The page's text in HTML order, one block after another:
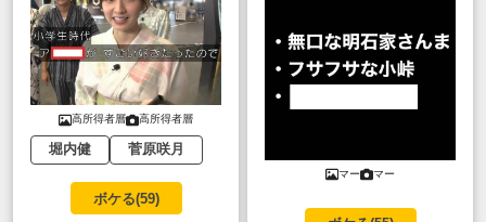
高所得者層 高所得者層
堀内健 菅原咲月
ボケる(59)
マー マー